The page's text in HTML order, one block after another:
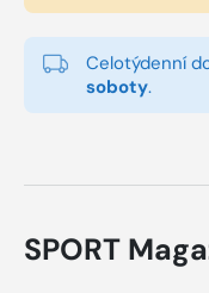
Celotýdenní
soboty.
SPORT